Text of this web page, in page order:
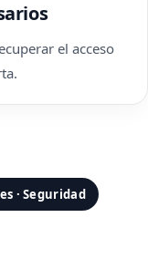
el acceso
· Seguridad